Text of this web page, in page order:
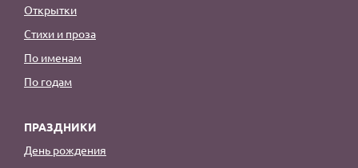
Открытки
Стихи и проза
По именам
По годам
ПРАЗДНИКИ
День рождения